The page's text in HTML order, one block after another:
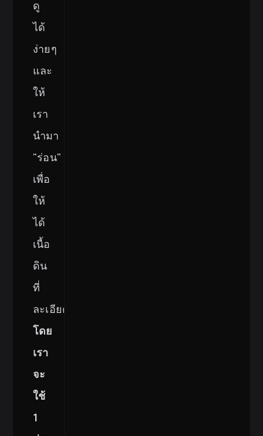
ดู
ได้
ง่ายๆ
และ
ให้
เรา
นำมา
"ร่อน"
เพื่อ
ให้
ได้
เนื้อ
ดิน
ที่
ละเอียด
โดย
เรา
จะ
ใช้
1